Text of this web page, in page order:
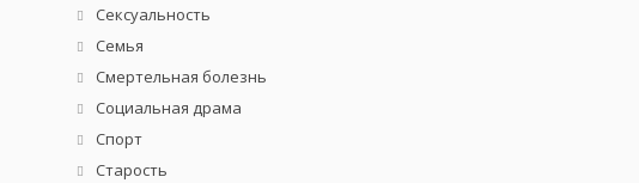
Сексуальность
Семья
Смертельная болезнь
Социальная драма
Спорт
Старость